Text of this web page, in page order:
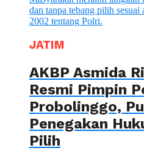
JATIM
AKBP Asmida
Resmi Pimpin
Probolinggo,
Penegakan
Pilih